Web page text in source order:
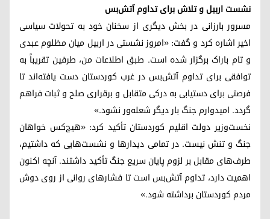
نشست اربیل و تلاش برای تداوم آتش‌بس
مسرور بارزانی در بخش دیگری از سخنان خود به تحولات سیاسی
اخیر اشاره کرد و گفت: «امروز نشستی در اربیل میان مظلوم عبدی
و تام باراک برگزار شده است. طبق اطلاعات من، طرفین تقریباً به
توافقی برای تداوم آتش‌بس در غرب کوردستان دست یافته‌اند تا
فرصتی برای دستیابی به درکی متقابل و برقراری صلح و ثبات فراهم
گردد. امیدوارم جنگ بار دیگر شعله‌ور نشود.»
نخست‌وزیر دولت اقلیم کوردستان تأکید کرد: «هیچ‌کس خواهان
جنگ و تنش نیست. در تمامی دیدارها و نشست‌هایی که داشتیم،
طرف‌های مقابل بر لزوم پایان سریع جنگ تأکید داشتند. آنچه اکنون
اهمیت دارد، تداوم آتش‌بس است تا فشارهای روانی از روی دوش
مردم کوردستان برداشته شود.»